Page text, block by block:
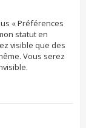
« Préférences
statut en
visible que des
Vous serez